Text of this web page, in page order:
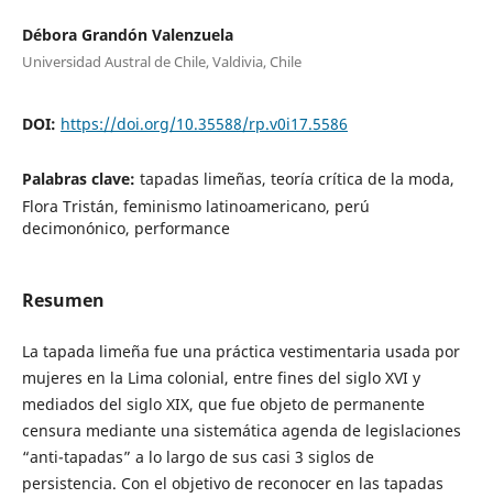
Débora Grandón Valenzuela
Universidad Austral de Chile, Valdivia, Chile
DOI: https://doi.org/10.35588/rp.v0i17.5586
Palabras clave: tapadas limeñas, teoría crítica de la moda,
Flora Tristán, feminismo latinoamericano, perú
decimonónico, performance
Resumen
La tapada limeña fue una práctica vestimentaria usada por
mujeres en la Lima colonial, entre fines del siglo XVI y
mediados del siglo XIX, que fue objeto de permanente
censura mediante una sistemática agenda de legislaciones
“anti-tapadas” a lo largo de sus casi 3 siglos de
persistencia. Con el objetivo de reconocer en las tapadas